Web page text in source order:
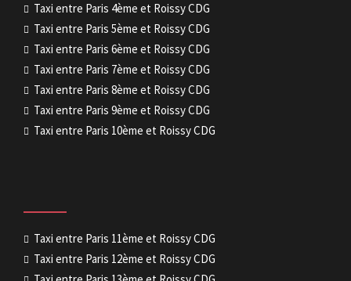
Taxi entre Paris 4ème et Roissy CDG
Taxi entre Paris 5ème et Roissy CDG
Taxi entre Paris 6ème et Roissy CDG
Taxi entre Paris 7ème et Roissy CDG
Taxi entre Paris 8ème et Roissy CDG
Taxi entre Paris 9ème et Roissy CDG
Taxi entre Paris 10ème et Roissy CDG
Taxi entre Paris 11ème et Roissy CDG
Taxi entre Paris 12ème et Roissy CDG